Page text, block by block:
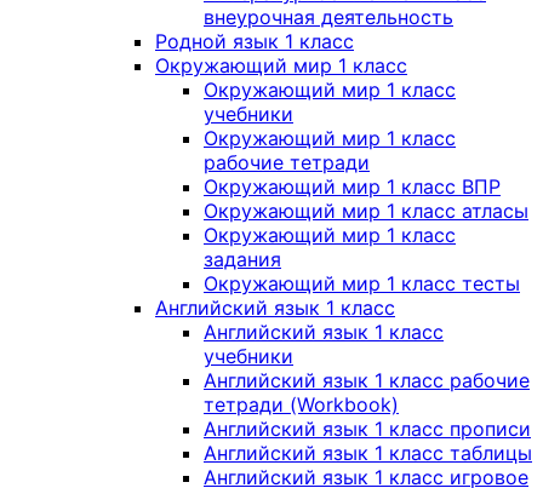
внеурочная деятельность
Родной язык 1 класс
Окружающий мир 1 класс
Окружающий мир 1 класс
учебники
Окружающий мир 1 класс
рабочие тетради
Окружающий мир 1 класс ВПР
Окружающий мир 1 класс атласы
Окружающий мир 1 класс
задания
Окружающий мир 1 класс тесты
Английский язык 1 класс
Английский язык 1 класс
учебники
Английский язык 1 класс рабочие
тетради (Workbook)
Английский язык 1 класс прописи
Английский язык 1 класс таблицы
Английский язык 1 класс игровое